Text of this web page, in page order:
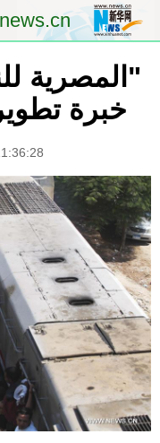
الصفحة الأولى
العالم
الصين والعالم
الثقافة والتعليم
السياحة والبيئة
الصور
"المصرية
خبرة